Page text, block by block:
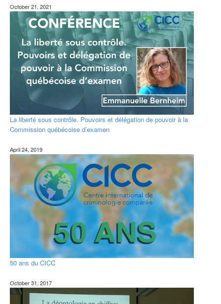
October 21, 2021
La liberté sous contrôle. Pouvoirs et délégation de pouvoir à la
Commission québécoise d’examen
April 24, 2019
50 ans du CICC
October 31, 2017